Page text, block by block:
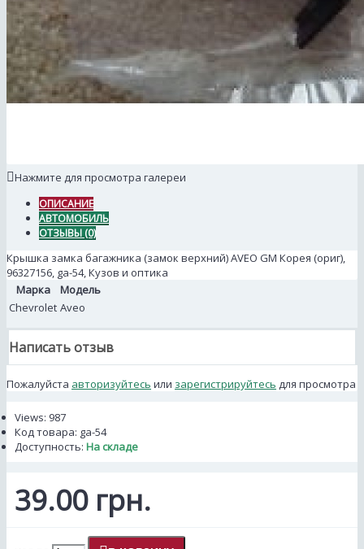
Нажмите для просмотра галереи
ОПИСАНИЕ
АВТОМОБИЛЬ
ОТЗЫВЫ (0)
Крышка замка багажника (замок верхний) AVEO GM Корея (ориг),
96327156, ga-54, Кузов и оптика
Марка
Модель
Chevrolet Aveo
Написать отзыв
Пожалуйста авторизуйтесь или зарегистрируйтесь для просмотра
Views: 987
Код товара: ga-54
Доступность: На складе
39.00 грн.